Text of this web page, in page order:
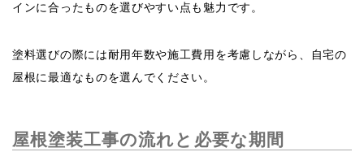
インに合ったものを選びやすい点も魅力です。
塗料選びの際には耐用年数や施工費用を考慮しながら、自宅の
屋根に最適なものを選んでください。
屋根塗装工事の流れと必要な期間